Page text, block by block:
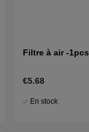
Filtre à air -1pcs
€5.68
En stock